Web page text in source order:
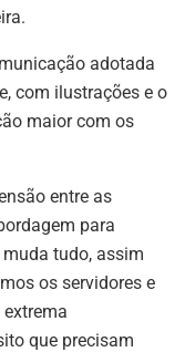
adotada
com ilustrações e o
maior com os
entre as
para
tudo, assim
os servidores e
que precisam